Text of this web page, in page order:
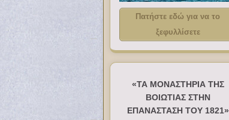
Πατήστε εδώ για να το
ξεφυλλίσετε
«ΤΑ ΜΟΝΑΣΤΗΡΙΑ ΤΗΣ
ΒΟΙΩΤΙΑΣ ΣΤΗΝ
ΕΠΑΝΑΣΤΑΣΗ ΤΟΥ 1821»